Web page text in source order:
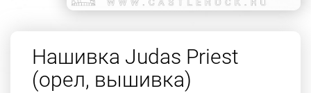
Нашивка Judas Priest
(орел, вышивка)